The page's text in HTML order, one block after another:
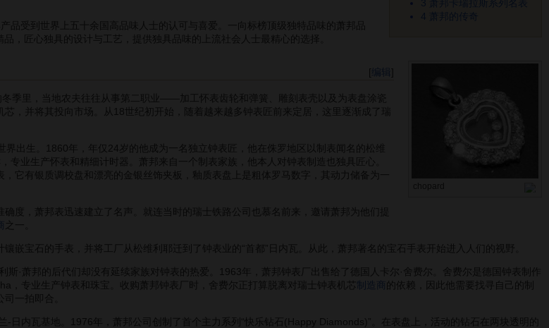
3 萧邦卡瑞拉斯系列名表
4 萧邦的传奇
受到世界上五十余国高品味人士的认可与喜爱。一向标榜顶级独特品味的萧邦品
品，匠心独具的设计与工艺，提供独具品味的上流社会人士最精心的选择。
chopard
[编辑
里，当地农夫往往从事第二职业——加工怀表齿轮和弹簧、雕刻表壳以及为表盘涂瓷
，并将其投向市场。从18世纪初开始，随着越来越多钟表匠前来定居，这里逐渐成了瑞
生。1860年，年仅24岁的他成为一名独立钟表匠，他在侏罗地区以制表闻名的松维
专业生产怀表和精细计时器。萧邦来自一个制表家族，他本人对钟表制造也独具匠心。
它有银质调校盘和漂亮的金银丝饰夹板，釉质表盘上是粗体罗马数字，其动力储备为一
，萧邦表迅速建立了名声。就连当时的瑞士铁路公司也慕名前来，邀请萧邦为他们提
之一。
宝石的手表，并将工厂从松维利耶迁到了钟表业的“首都”日内瓦。从此，萧邦著名的宝石手表开始进入人们的视野。
萧邦的后代们却没有延续家族对钟表的热爱。1963年，萧邦钟表厂出售给了德国人卡尔·舍费尔。舍费尔是德国钟表制作
，专业生产钟表和珠宝。收购萧邦钟表厂时，舍费尔正打算脱离对瑞士钟表机芯
制造商 的依赖，因此他需要找寻自己的制
一拍即合。
内瓦基地。1976年，萧邦公司创制了首个主力系列“快乐钻石(Happy Diamonds)”。在表盘上，活动的钻石在两块透明的